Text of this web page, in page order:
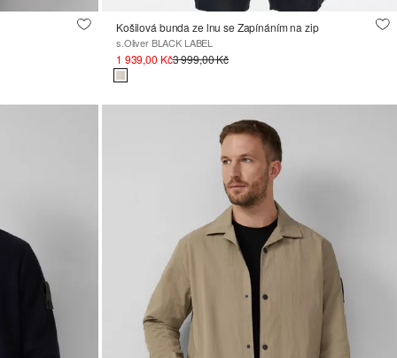
Košilová bunda ze lnu se Zapínáním na zip
s.Oliver BLACK LABEL
1 939,00 Kč3 999,00 Kč